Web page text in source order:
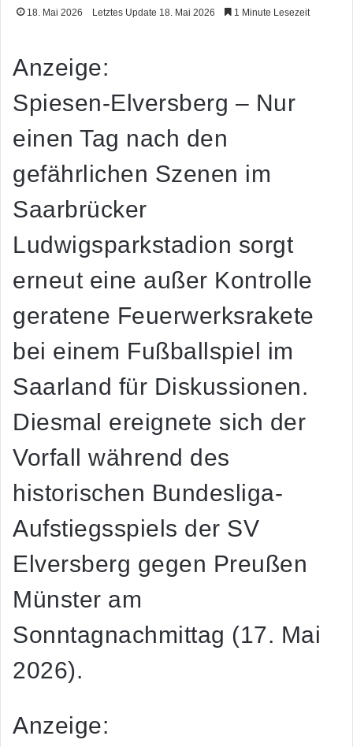
18. Mai 2026 Letztes Update 18. Mai 2026 1 Minute Lesezeit
Anzeige:
Spiesen-Elversberg – Nur
einen Tag nach den
gefährlichen Szenen im
Saarbrücker
Ludwigsparkstadion sorgt
erneut eine außer Kontrolle
geratene Feuerwerksrakete
bei einem Fußballspiel im
Saarland für Diskussionen.
Diesmal ereignete sich der
Vorfall während des
historischen Bundesliga-
Aufstiegsspiels der SV
Elversberg gegen Preußen
Münster am
Sonntagnachmittag (17. Mai
2026).
Anzeige: